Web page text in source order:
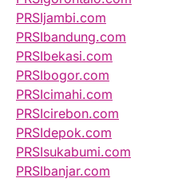
PRSIjambi.com
PRSIbandung.com
PRSIbekasi.com
PRSIbogor.com
PRSIcimahi.com
PRSIcirebon.com
PRSIdepok.com
PRSIsukabumi.com
PRSIbanjar.com